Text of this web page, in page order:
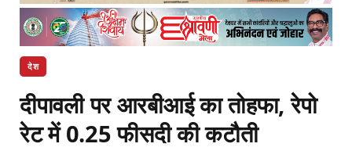
देश
दीपावली पर आरबीआई का तोहफा, रेपो
रेट में 0.25 फीसदी की कटौती